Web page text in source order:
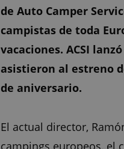
de Auto Camper
campistas de toda
vacaciones. ACSI
asistieron al estreno
de aniversario.
El actual director,
campings europeos, el